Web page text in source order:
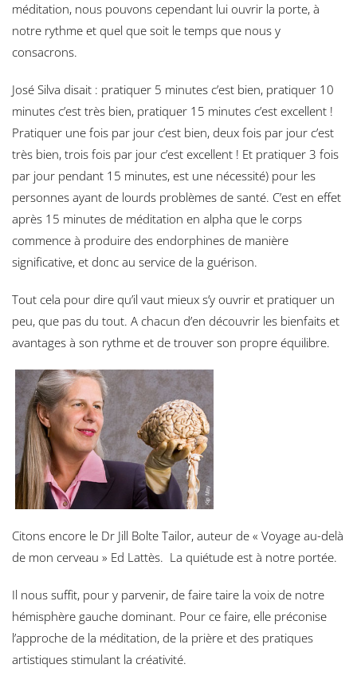
méditation, nous pouvons cependant lui ouvrir la porte, à
notre rythme et quel que soit le temps que nous y
consacrons.
José Silva disait : pratiquer 5 minutes c’est bien, pratiquer 10
minutes c’est très bien, pratiquer 15 minutes c’est excellent !
Pratiquer une fois par jour c’est bien, deux fois par jour c’est
très bien, trois fois par jour c’est excellent ! Et pratiquer 3 fois
par jour pendant 15 minutes, est une nécessité) pour les
personnes ayant de lourds problèmes de santé. C’est en effet
après 15 minutes de méditation en alpha que le corps
commence à produire des endorphines de manière
significative, et donc au service de la guérison.
Tout cela pour dire qu’il vaut mieux s’y ouvrir et pratiquer un
peu, que pas du tout. A chacun d’en découvrir les bienfaits et
avantages à son rythme et de trouver son propre équilibre.
Citons encore le Dr Jill Bolte Tailor, auteur de « Voyage au-delà
de mon cerveau » Ed Lattès. La quiétude est à notre portée.
Il nous suffit, pour y parvenir, de faire taire la voix de notre
hémisphère gauche dominant. Pour ce faire, elle préconise
l’approche de la méditation, de la prière et des pratiques
artistiques stimulant la créativité.